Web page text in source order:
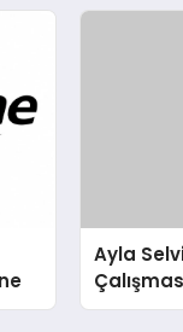
Ayla
31